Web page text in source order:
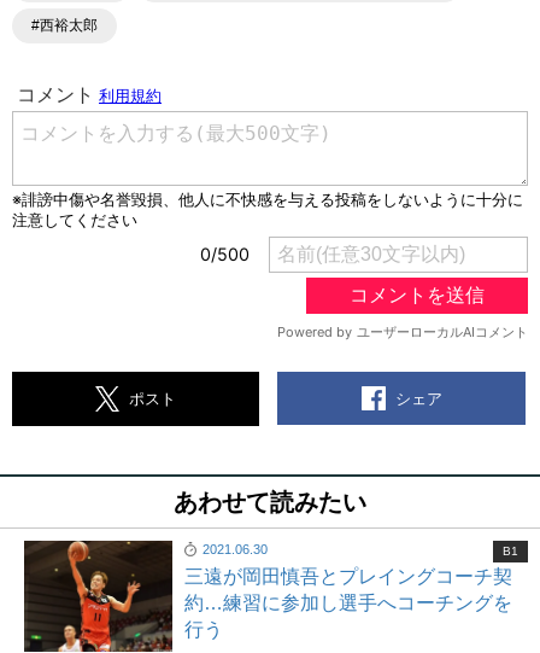
#西裕太郎
ポスト シェア
あわせて読みたい
2021.06.30
三遠が岡田慎吾とプレイングコーチ契
約…練習に参加し選手へコーチングを
行う
B1